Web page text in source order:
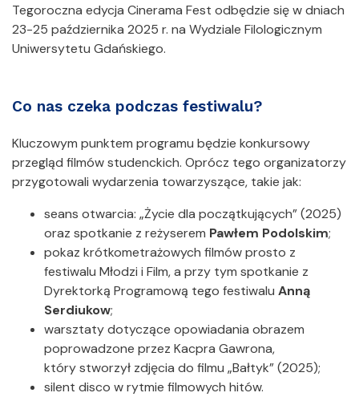
Tegoroczna edycja Cinerama Fest odbędzie się w dniach
23-25 października 2025 r. na Wydziale Filologicznym
Uniwersytetu Gdańskiego.
Co nas czeka podczas festiwalu?
Kluczowym punktem programu będzie konkursowy
przegląd filmów studenckich. Oprócz tego organizatorzy
przygotowali wydarzenia towarzyszące, takie jak:
seans otwarcia: „Życie dla początkujących” (2025)
oraz spotkanie z reżyserem Pawłem Podolskim;
pokaz krótkometrażowych filmów prosto z
festiwalu Młodzi i Film, a przy tym spotkanie z
Dyrektorką Programową tego festiwalu Anną
Serdiukow;
warsztaty dotyczące opowiadania obrazem
poprowadzone przez Kacpra Gawrona,
który stworzył zdjęcia do filmu „Bałtyk” (2025);
silent disco w rytmie filmowych hitów.